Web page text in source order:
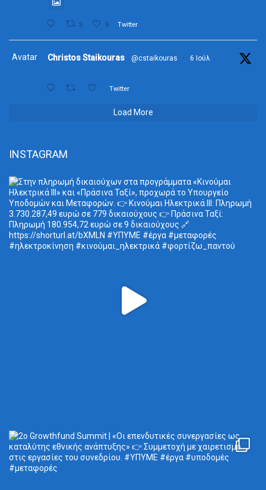
3 9 Twitter
Avatar Christos Staikouras @cstaikouras · 6 Ιούλ
Twitter
Load More
INSTAGRAM